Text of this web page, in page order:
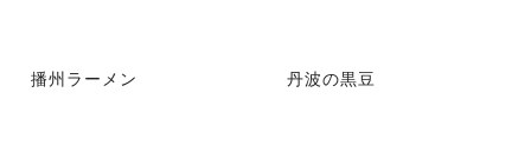
播州ラーメン 丹波の黒豆